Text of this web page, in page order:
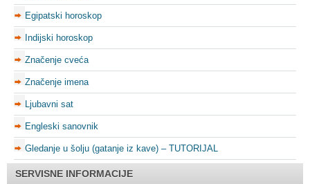
Egipatski horoskop
Indijski horoskop
Značenje cveća
Značenje imena
Ljubavni sat
Engleski sanovnik
Gledanje u šolju (gatanje iz kave) – TUTORIJAL
SERVISNE INFORMACIJE